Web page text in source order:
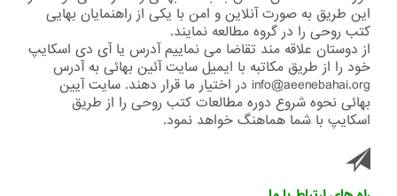
این طریق به صورت آنلاین و امن با یکی از راهنمایان بهایی
کتب روحی را در گروه مطالعه نمایند.
از دوستان علاقه مند تقاضا می نماییم آدرس یا آی دی اسکایپ
خود را از طریق مکاتبه با ایمیل سایت آئین بهائی به آدرس
info@aeenebahai.org در اختیار ما قرار دهند. سایت آیین
بهائی نحوه شروع دوره مطالعات کتب روحی را از طریق
اسکایپ با شما هماهنگ خواهد نمود.